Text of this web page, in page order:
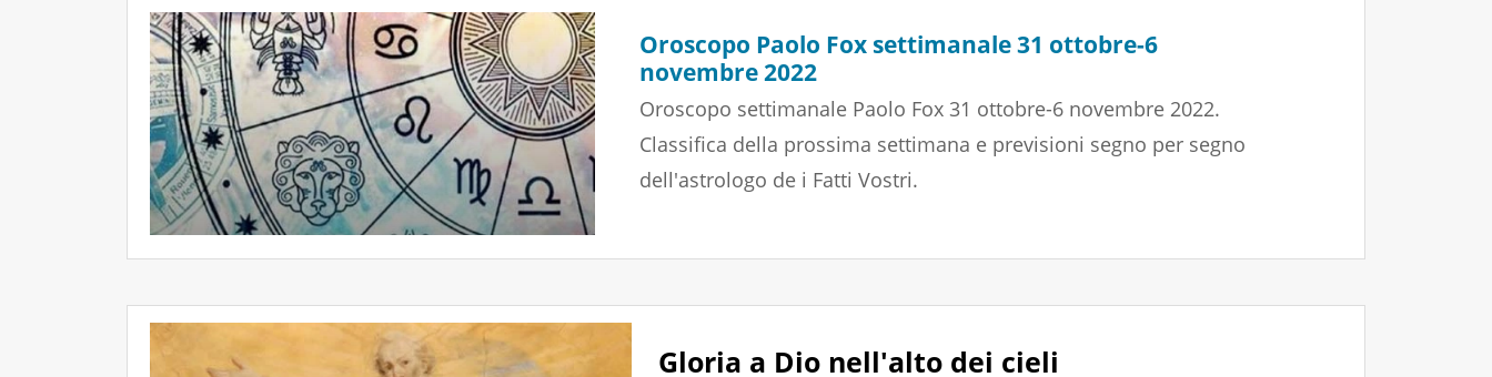
Oroscopo Paolo Fox settimanale 31 ottobre-6
novembre 2022
Oroscopo settimanale Paolo Fox 31 ottobre-6 novembre 2022.
Classifica della prossima settimana e previsioni segno per segno
dell'astrologo de i Fatti Vostri.
Gloria a Dio nell'alto dei cieli